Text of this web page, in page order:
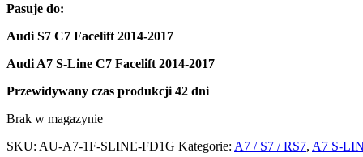
Pasuje do:
Audi S7 C7 Facelift 2014-2017
Audi A7 S-Line C7 Facelift 2014-2017
Przewidywany czas produkcji 42 dni
Brak w magazynie
SKU: AU-A7-1F-SLINE-FD1G Kategorie: A7 / S7 / RS7, A7 S-